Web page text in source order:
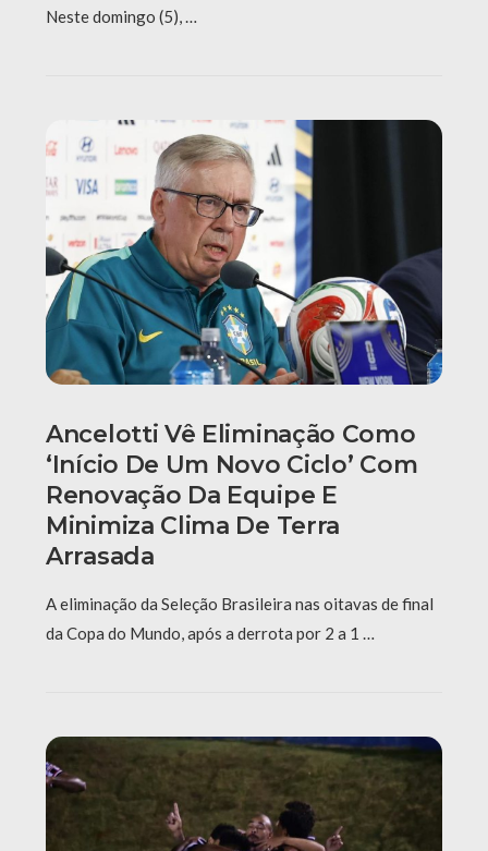
Neste domingo (5), …
Ancelotti Vê Eliminação Como
‘início De Um Novo Ciclo’ Com
Renovação Da Equipe E
Minimiza Clima De Terra
Arrasada
A eliminação da Seleção Brasileira nas oitavas de final
da Copa do Mundo, após a derrota por 2 a 1 …